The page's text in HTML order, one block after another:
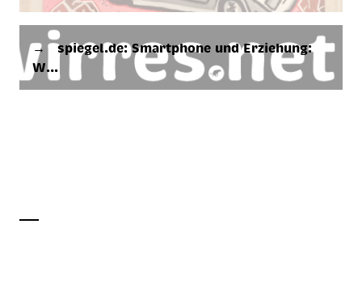
→ spie­gel.de: Smart­phone und Er­zie­hung:
W…